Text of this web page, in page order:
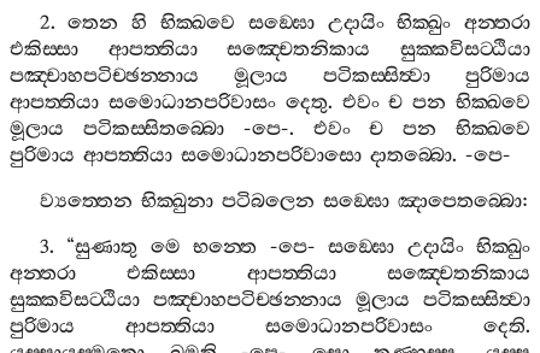
2.තෙන හි භික‍්ඛවෙ සඞ‍්ඝො උදායිං භික‍්ඛුං අන‍්තරා
එකිස‍්සා
ආපත‍්තියා සඤ‍්චෙතනිකාය
සුක‍්කවිසට‍්ඨියා
පඤ‍්චාහපටිච‍්ඡන‍්නාය
මූලාය පටිකස‍්සිත්‍වා
පුරිමාය
ආපත‍්තියා සමොධානපරිවාසං දෙතු. එවං ච පන භික‍්ඛවෙ
මූලාය
පටිකස‍්සිතබ‍්බො-පෙ-. එවං ච පන
භික‍්ඛවෙ
පුරිමාය ආපත‍්තියා සමොධානපරිවාසො දාතබ‍්බො. -පෙ-
ව්‍යත‍්තෙන භික‍්ඛුනා පටිබලෙන සඞ‍්ඝො ඤාපෙතබ‍්බො:
3. “සුණාතු මෙ භන‍්තෙ -පෙ-සඞ‍්ඝො උදායිං භික‍්ඛුං
අන‍්තරා
එකිස‍්සා ආපත‍්තියා
සඤ‍්චෙතනිකාය
සුක‍්කවිසට‍්ඨියා පඤ‍්චාහපටිච‍්ඡන‍්නාය මූලාය
පටිකස‍්සිත්‍වා
පුරිමාය
ආපත‍්තියා සමොධානපරිවාසං දෙති.